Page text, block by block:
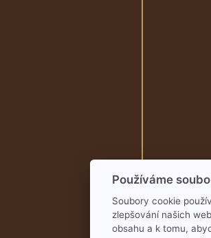
Používáme
Soubory cookie
zlepšování našich
obsahu a k tomu,